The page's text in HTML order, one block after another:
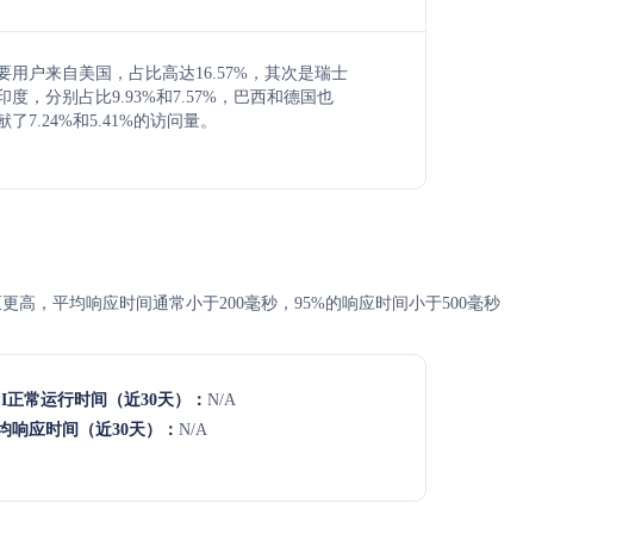
用户来自美国，占比高达16.57%，其次是瑞士
度，分别占比9.93%和7.57%，巴西和德国也
了7.24%和5.41%的访问量。
高，平均响应时间通常小于200毫秒，95%的响应时间小于500毫秒
正常运行时间（近30天）： N/A
响应时间（近30天）： N/A